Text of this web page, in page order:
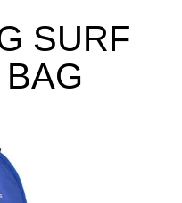
SURF